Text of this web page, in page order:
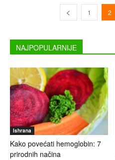
1 2
NAJPOPULARNIJE
Ishrana
Kako povećati hemoglobin: 7
prirodnih načina